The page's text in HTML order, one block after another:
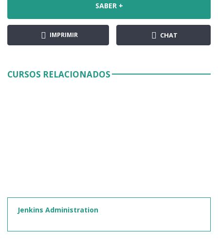
SABER +
IMPRIMIR CHAT
CURSOS RELACIONADOS
Jenkins Administration